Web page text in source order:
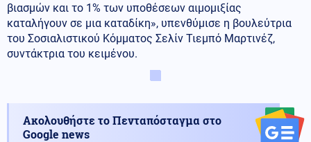
βιασμών και το 1% των υποθέσεων αιμομιξίας
καταλήγουν σε μια καταδίκη», υπενθύμισε η βουλεύτρια
του Σοσιαλιστικού Κόμματος Σελίν Τιεμπό Μαρτινέζ,
συντάκτρια του κειμένου.
Ακολουθήστε το Πενταπόσταγμα στο
Google news